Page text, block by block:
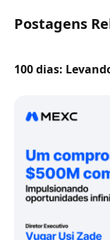
Postagens
100 dias: